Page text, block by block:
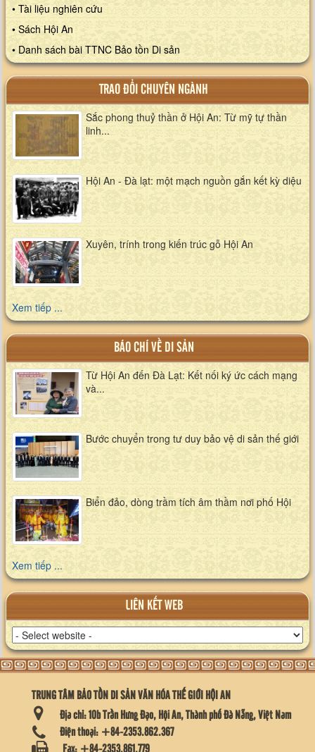
• Tài liệu nghiên cứu
• Sách Hội An
• Danh sách bài TTNC Bảo tồn Di sản
TRAO ĐỔI CHUYÊN NGÀNH
Sắc phong thuỷ thần ở Hội An: Từ mỹ tự thần
linh...
Hội An - Đà lạt: một mạch nguồn gắn kết kỳ diệu
Xuyên, trính trong kiến trúc gỗ Hội An
Xem tiếp ...
BÁO CHÍ VỀ DI SẢN
Từ Hội An đến Đà Lạt: Kết nối ký ức cách mạng
và...
Bước chuyển trong tư duy bảo vệ di sản thế giới
Biển đảo, dòng trầm tích âm thầm nơi phố Hội
Xem tiếp ...
LIÊN KẾT WEB
TRUNG TÂM BẢO TỒN DI SẢN VĂN HÓA THẾ GIỚI HỘI AN
Địa chỉ: 10b Trần Hưng Đạo, Hội An, Thành phố Đà Nẵng, Việt Nam
Điện thoại: +84-2353.862.367
Fax: +84-2353.861.779